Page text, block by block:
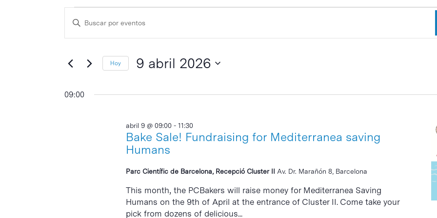
Eventos
en
9
2026
Navegación
de
y
de
Escribe
Hoy 9 abril 2026
09:00
Bake Sale! Fundraising for Mediterranea saving
Humans
abril 9 @ 09:00- 11:30
Parc Científic de Barcelona, Recepció Cluster II Av. Dr. Marañón 8, Barcelona
This month, the PCBakers will raise money for Mediterranea Saving
Humans on the 9th of April at the entrance of Cluster II. Come take your
pick from dozens of delicious...